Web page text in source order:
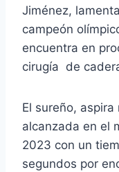
Jiménez,
campeón
encuentra en
cirugía de
El sureño,
alcanzada en el
2023 con un
segundos por